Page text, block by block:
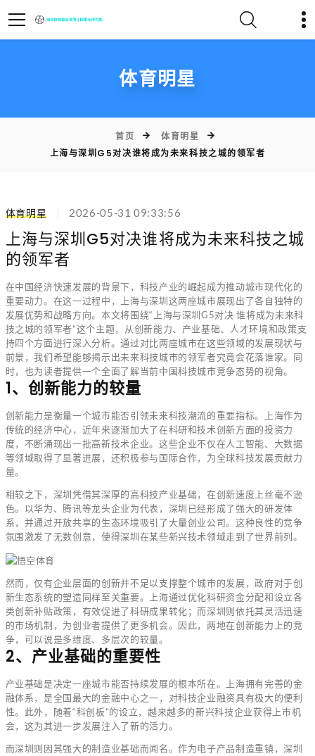
体育明星
首页
体育明星
上海与深圳G5对决谁将成为未来科技之城的领军者
体育明星 2026-05-31 09:33:56
上海与深圳G5对决谁将成为未来科技之城
的领军者
在中国经济快速发展的背景下，科技产业的崛起成为推动城市现代化的
重要动力。在这一过程中，上海与深圳这两座城市展现出了各自独特的
发展优势和战略方向。本文将围绕“上海与深圳G5对决 谁将成为未来科
技之城的领军者”这个主题，从创新能力、产业基础、人才环境和政策支
持四个方面进行深入分析。通过对比两座城市在这些领域的发展现状与
前景，我们希望能够揭示出未来科技城市的领军者究竟会花落谁家。同
时，也为读者提供一个全面了解当前中国科技城市竞争态势的视角。
1、创新能力的较量
创新能力是衡量一个城市能否引领未来科技潮流的重要指标。上海作为
传统的经济中心，近年来逐渐加大了在科研和技术创新方面的投资力
度，不断涌现出一批高新技术企业。这些企业不仅在人工智能、大数据
等领域取得了显著进展，还积极参与国际合作，为全球科技发展贡献力
量。
相较之下，深圳凭借其深厚的高科技产业基础，在创新速度上丝毫不逊
色。以华为、腾讯等龙头企业为代表，深圳已经形成了强大的研发体
系，并通过开放共享的生态环境吸引了大量创业公司。这种良性的竞争
氛围激发了无数创意，使得深圳在某些新兴技术领域走到了世界前列。
然而，仅有企业层面的创新并不足以支撑整个城市的发展，政府对于创
新生态系统的塑造同样至关重要。上海通过优化科研资金分配和设立各
类创新补贴政策，有效促进了科研成果转化；而深圳则依托其灵活迅速
的市场机制，为创业者提供了更多机会。因此，两地在创新能力上的竞
争，可以说是多维度、多层次的较量。
2、产业基础的重要性
产业基础是决定一座城市能否持续发展的根本所在。上海拥有完善的金
融体系，是全国最大的金融中心之一，对科技企业融资具有极大的便利
性。此外，随着“科创板”的设立，越来越多的新兴科技企业获得上市机
会，这为其进一步发展注入了新的活力。
而深圳则因其强大的制造业基础而闻名。作为电子产品制造重镇，深圳